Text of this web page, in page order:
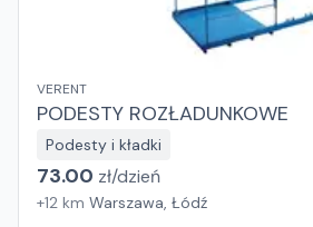
VERENT
PODESTY ROZŁADUNKOWE
Podesty i kładki
73.00 zł/dzień
+12 km Warszawa, Łódź